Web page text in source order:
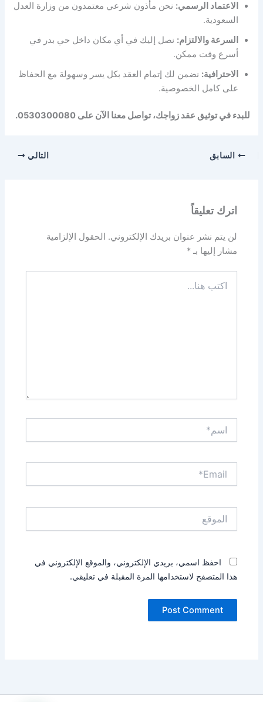
الاعتماد الرسمي: نحن مأذون شرعي معتمدون من وزارة العدل
السعودية.
السرعة والالتزام: نصل إليك في أي مكان داخل حي بدر في
أسرع وقت ممكن.
الاحترافية: نضمن لك إتمام العقد بكل يسر وسهولة مع الحفاظ
على كامل الخصوصية.
للبدء في توثيق عقد زواجك، تواصل معنا الآن على 0530300080.
السابق التالي
اترك تعليقاً
لن يتم نشر عنوان بريدك الإلكتروني. الحقول الإلزامية
مشار إليها بـ*
هنا...
احفظ اسمي، بريدي الإلكتروني، والموقع الإلكتروني في
هذا المتصفح لاستخدامها المرة المقبلة في تعليقي.